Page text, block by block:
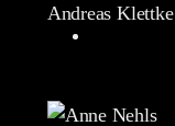
Andreas Klettke